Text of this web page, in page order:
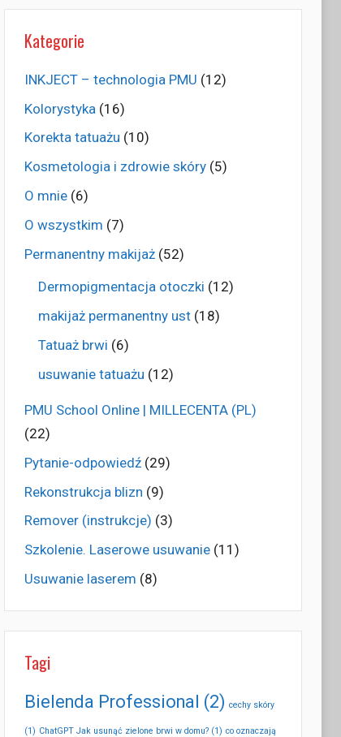
Kategorie
INKJECT – technologia PMU (12)
Kolorystyka (16)
Korekta tatuażu (10)
Kosmetologia i zdrowie skóry(5)
O mnie(6)
O wszystkim (7)
Permanentny makijaż(52)
Dermopigmentacja otoczki (12)
makijaż permanentny ust(18)
Tatuaż brwi (6)
usuwanie tatuażu (12)
PMU School Online | MILLECENTA (PL)
(22)
Pytanie-odpowiedź(29)
Rekonstrukcja blizn (9)
Remover (instrukcje) (3)
Szkolenie. Laserowe usuwanie(11)
Usuwanie laserem (8)
Tagi
Bielenda Professional (2) cechy skóry
(1) ChatGPT Jak usunąć zielone brwi w domu?(1) co oznaczają